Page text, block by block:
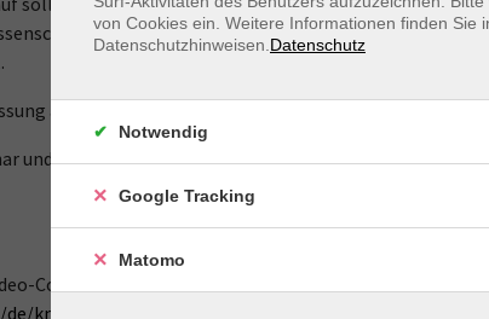
fundierten Überblick über die Welt der
aller im Kurs enthalten Themen, ist im Kurspreis
und den Link zum Login-Leitfaden finden Sie in Ihrer
Conferencing-System edudip. Technische
de/knowledge-base/technische-voraussetzungen-zur-
von Cookies ein. Weitere Informationen finden Sie
Datenschutzhinweisen. Datenschutz
Notwendig
Google Tracking
Matomo